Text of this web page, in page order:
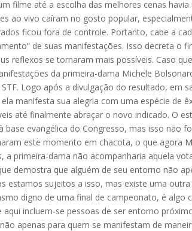
filme até a escolha das melhores cenas
ao vivo caíram no gosto popular,
ficou fora de controle. Portanto, cabe a
de suas manifestações. Isso decreta o
reflexos se tornaram mais possíveis. Caso
da primeira-dama Michele
Logo após a divulgação do resultado, em
manifesta sua alegria com uma espécie de
até finalmente abraçar o novo indicado. O
base evangélica do Congresso, mas isso não
este momento em chacota, o que agora
a primeira-dama não acompanharia aquela
demostra que alguém de seu entorno não
estamos sujeitos a isso, mas existe uma
digno de uma final de campeonato, é
aqui incluem-se pessoas de ser entorno
apenas para quem se manifestam de